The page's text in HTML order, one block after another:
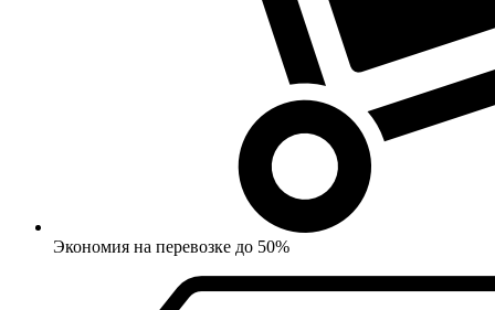
Экономия на перевозке до 50%